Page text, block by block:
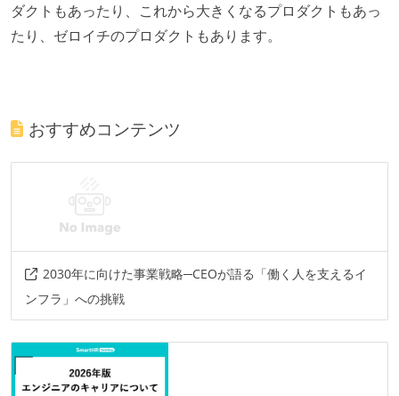
ダクトもあったり、これから大きくなるプロダクトもあっ
たり、ゼロイチのプロダクトもあります。
おすすめコンテンツ
2030年に向けた事業戦略─CEOが語る「働く人を支えるイ
ンフラ」への挑戦